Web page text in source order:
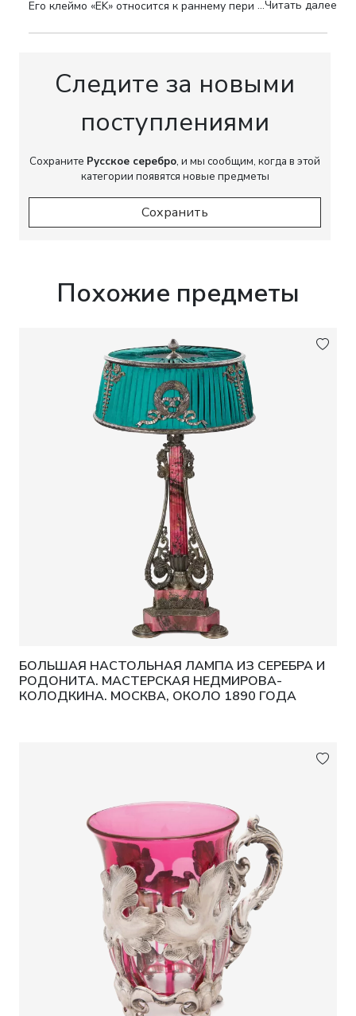
мастерской, связанной с кругом Фаберже.
Клейма:Именник мастера «ЕК» - Эрик Коллин;
«1887»; проба «84»; инициалы пробирного
мастера «ИЕ»; герб Санкт-Петербурга.
Размеры: Высота - 23 см; Диаметр - 25,5 см.
Вес:671 г.
поверхностные следы бытования,
соответствующие возрасту. Без деформаций
Его клеймо «EK» относится к раннему периоду...Читать далее
Следите за новыми
поступлениями
Сохраните Русское серебро, и мы сообщим, когда в этой
категории появятся новые предметы
Сохранить
Похожие предметы
БОЛЬШАЯ НАСТОЛЬНАЯ ЛАМПА ИЗ СЕРЕБРА И
РОДОНИТА. МАСТЕРСКАЯ НЕДМИРОВА-
КОЛОДКИНА. МОСКВА, ОКОЛО 1890 ГОДА